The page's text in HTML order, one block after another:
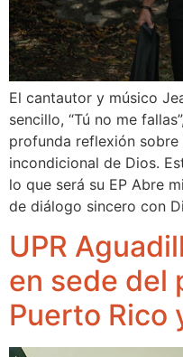
El cantautor y músico
sencillo, “Tú no me
profunda reflexión
incondicional de Dios.
lo que será su EP Abre
de diálogo sincero con
UPR
en sede del
Puerto Rico